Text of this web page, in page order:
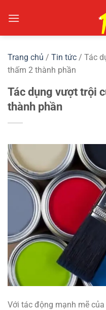
đến
Trang chủ / Tin tức / Tác
thấm 2 thành phần
Tác dụng vượt trội
thành phần
Với tác động mạnh mẽ